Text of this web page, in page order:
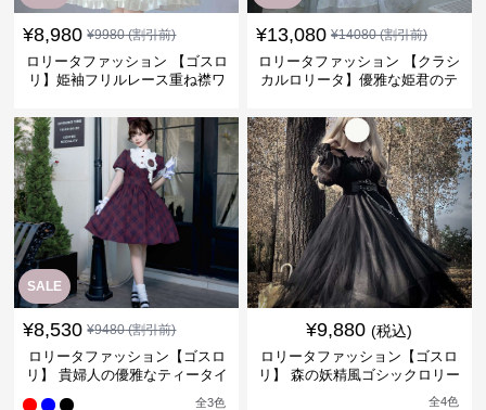
¥8,980 ¥9980(割引前)
ロリータファッション 【ゴスロ
リ】姫袖フリルレース重ね襟ワ
¥13,080 ¥14080(割引前)
ロリータファッション 【クラシ
カルロリータ】優雅な姫君のテ
SALE
¥8,530 ¥9480(割引前)
ロリータファッション【ゴスロ
リ】 貴婦人の優雅なティータイ
全3色
¥9,880 (税込)
ロリータファッション【ゴスロ
リ】 森の妖精風ゴシックロリー
全4色